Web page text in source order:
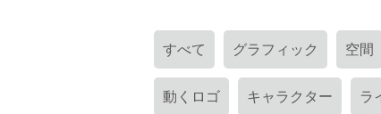
すべて グラフィック 空間
動くロゴ キャラクター ラ